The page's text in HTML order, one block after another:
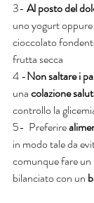
3- Al posto del
uno yogurt
cioccolato
frutta secca
4 -Non saltare i
una colazione
controllo la
5-  Preferire
in modo tale da
comunque fare
bilanciato con un